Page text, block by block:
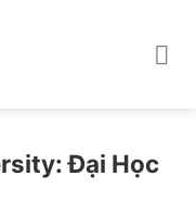
Đại Học